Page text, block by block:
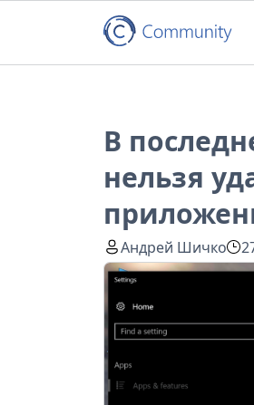
В
нельзя
Андрей Шичко